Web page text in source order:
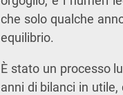
che solo qualche
equilibrio.
È stato un processo
anni di bilanci in